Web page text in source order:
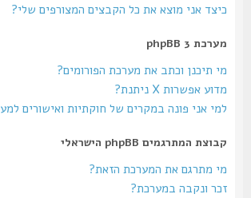
כיצד אני מוצא את כל הקבצים המצורפים שלי?
מערכת phpBB 3
מי תיכנן וכתב את מערכת הפורומים?
מדוע אפשרות X ניתנת?
למי אני פונה במקרים של חוקתיות ואישורים למערכת?
קבוצת המתרגמים phpBB הישראלי
מי מתרגם את המערכת הזאת?
זכר ונקבה במערכת?